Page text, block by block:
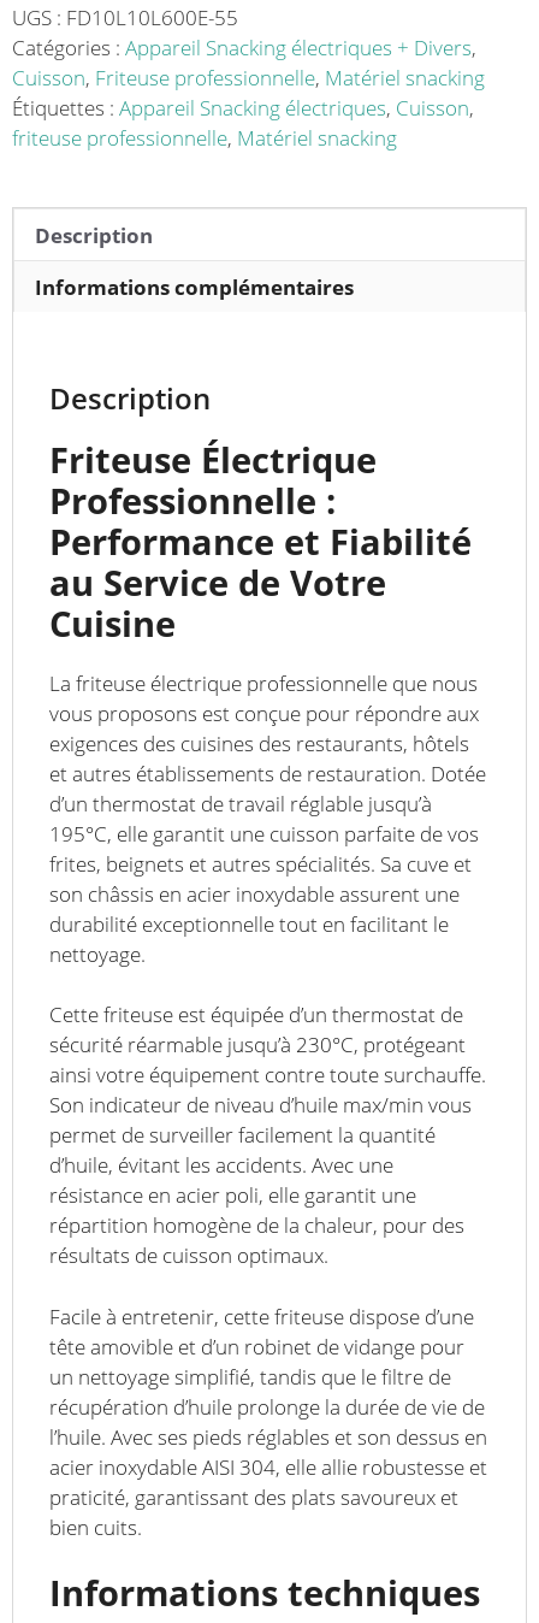
10
L,
série
600,
sur
et
Sécurité
UGS : FD10L10L600E-55
Catégories : Appareil Snacking électriques + Divers,
Cuisson, Friteuse professionnelle, Matériel snacking
Étiquettes : Appareil Snacking électriques, Cuisson,
friteuse professionnelle, Matériel snacking
Description
Informations complémentaires
Description
Friteuse Électrique
Professionnelle :
Performance et Fiabilité
au Service de Votre
Cuisine
La friteuse électrique professionnelle que nous
vous proposons est conçue pour répondre aux
exigences des cuisines des restaurants, hôtels
et autres établissements de restauration. Dotée
d’un thermostat de travail réglable jusqu’à
195°C, elle garantit une cuisson parfaite de vos
frites, beignets et autres spécialités. Sa cuve et
son châssis en acier inoxydable assurent une
durabilité exceptionnelle tout en facilitant le
nettoyage.
Cette friteuse est équipée d’un thermostat de
sécurité réarmable jusqu’à 230°C, protégeant
ainsi votre équipement contre toute surchauffe.
Son indicateur de niveau d’huile max/min vous
permet de surveiller facilement la quantité
d’huile, évitant les accidents. Avec une
résistance en acier poli, elle garantit une
répartition homogène de la chaleur, pour des
résultats de cuisson optimaux.
Facile à entretenir, cette friteuse dispose d’une
tête amovible et d’un robinet de vidange pour
un nettoyage simplifié, tandis que le filtre de
récupération d’huile prolonge la durée de vie de
l’huile. Avec ses pieds réglables et son dessus en
acier inoxydable AISI 304, elle allie robustesse et
praticité, garantissant des plats savoureux et
bien cuits.
Informations techniques